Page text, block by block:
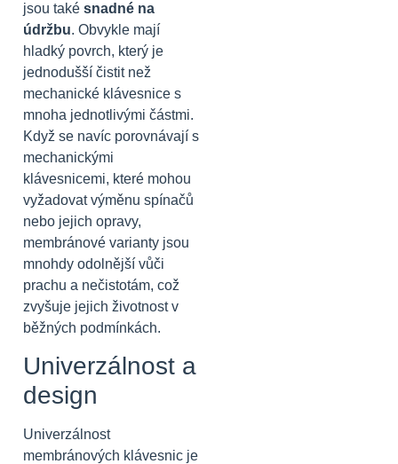
jsou také snadné na
údržbu. Obvykle mají
hladký povrch, který je
jednodušší čistit než
mechanické klávesnice s
mnoha jednotlivými částmi.
Když se navíc porovnávají s
mechanickými
klávesnicemi, které mohou
vyžadovat výměnu spínačů
nebo jejich opravy,
membránové varianty jsou
mnohdy odolnější vůči
prachu a nečistotám, což
zvyšuje jejich životnost v
běžných podmínkách.
Univerzálnost a
design
Univerzálnost
membránových klávesnic je